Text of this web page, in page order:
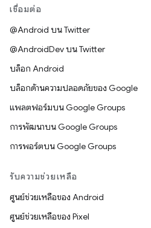
เชื่อมต่อ
@Android บน Twitter
@AndroidDev บน Twitter
บล็อก Android
บล็อกด้านความปลอดภัยของ Google
แพลตฟอร์มบน Google Groups
การพัฒนาบน Google Groups
การพอร์ตบน Google Groups
รับความช่วยเหลือ
ศูนย์ช่วยเหลือของ Android
ศูนย์ช่วยเหลือของ Pixel